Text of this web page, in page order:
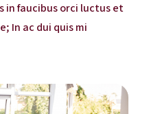
in faucibus orci luctus et
In ac dui quis mi